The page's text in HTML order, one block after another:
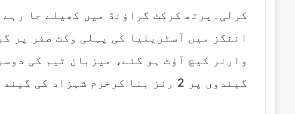
m
a
کرلی۔پرتھ کرکٹ گراؤنڈ میں کھیلے جا
اننگز میں آسٹریلیا کی پہلی وکٹ صفر پر
گیندوں پر 2 رنز بنا کرخرم شہزاد کی گیند پر کیچ آؤٹ ہوگئے۔